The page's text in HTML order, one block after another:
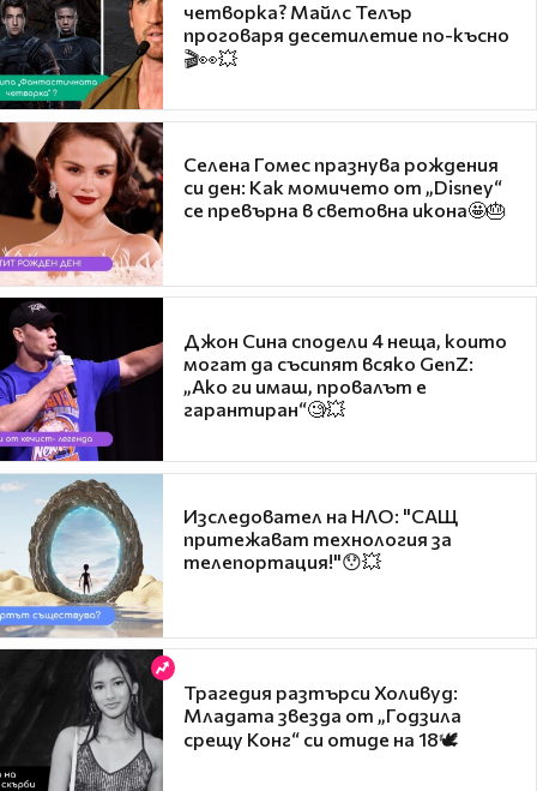
четворка? Майлс Телър
проговаря десетилетие по-късно
🎬👀💥
Селена Гомес празнува рождения
си ден: Как момичето от „Disney“
се превърна в световна икона🤩🎂
Джон Сина сподели 4 неща, които
могат да съсипят всяко GenZ:
„Ако ги имаш, провалът е
гарантиран“🧐💥
Изследовател на НЛО: "САЩ
притежават технология за
телепортация!"😯💥
Трагедия разтърси Холивуд:
Младата звезда от „Годзила
срещу Конг“ си отиде на 18🕊️